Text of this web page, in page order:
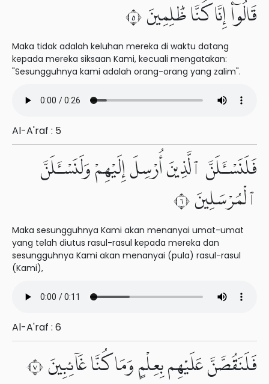
قَالُوٓا۟ إِنَّا كُنَّا ظَٰلِمِينَ ٥
Maka tidak adalah keluhan mereka di waktu datang
kepada mereka siksaan Kami, kecuali mengatakan:
"Sesungguhnya kami adalah orang-orang yang zalim".
Al-A'raf : 5
فَلَنَسْـَٔلَنَّ ٱلَّذِينَ أُرْسِلَ إِلَيْهِمْ وَلَنَسْـَٔلَنَّ
ٱلْمُرْسَلِينَ ٦
Maka sesungguhnya Kami akan menanyai umat-umat
yang telah diutus rasul-rasul kepada mereka dan
sesungguhnya Kami akan menanyai (pula) rasul-rasul
(Kami),
Al-A'raf : 6
فَلَنَقُصَّنَّ عَلَيْهِم بِعِلْمٍ وَمَا كُنَّا غَآئِبِينَ ٧